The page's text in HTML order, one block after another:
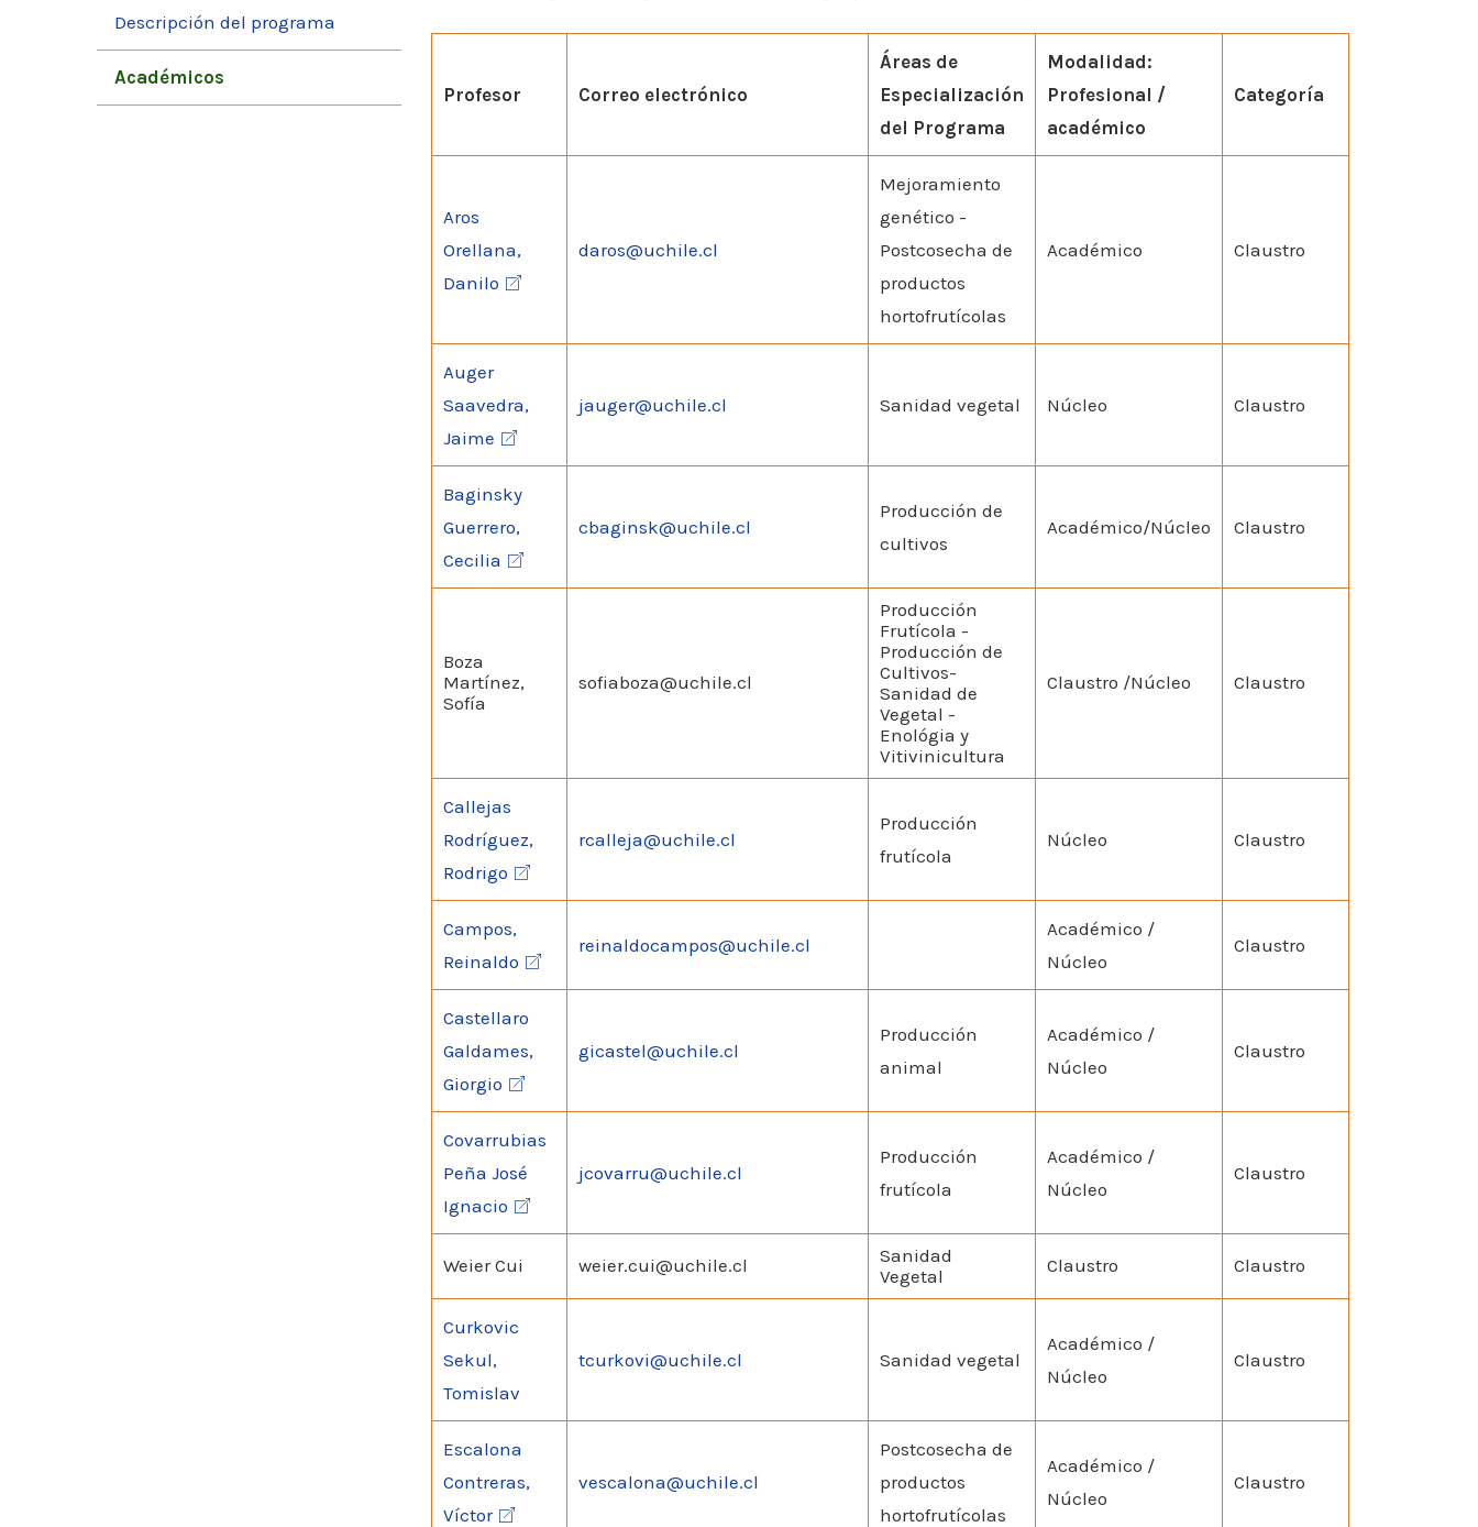
Descripción del programa
Académicos
Profesor Correo electrónico
Áreas de
Especialización
del Programa
Modalidad:
Profesional /
académico
Categoría
Aros
Orellana,
Danilo
daros@uchile.cl
Mejoramiento
genético -
Postcosecha de
productos
hortofrutícolas
Académico Claustro
Auger
Saavedra,
Jaime
jauger@uchile.cl Sanidad vegetal Núcleo Claustro
Baginsky
Guerrero,
Cecilia
cbaginsk@uchile.cl
Producción de
cultivos
Académico/Núcleo Claustro
Boza
Martínez,
Sofía
sofiaboza@uchile.cl
Producción
Frutícola -
Producción de
Cultivos-
Sanidad de
Vegetal -
Enológia y
Vitivinicultura
Claustro /Núcleo Claustro
Callejas
Rodríguez,
Rodrigo
rcalleja@uchile.cl
Producción
frutícola
Núcleo Claustro
Campos,
Reinaldo
reinaldocampos@uchile.cl
Académico /
Núcleo
Claustro
Castellaro
Galdames,
Giorgio
gicastel@uchile.cl
Producción
animal
Académico /
Núcleo
Claustro
Covarrubias
Peña José
Ignacio
jcovarru@uchile.cl
Producción
frutícola
Académico /
Núcleo
Claustro
Weier Cui weier.cui@uchile.cl
Sanidad
Vegetal
Claustro Claustro
Curkovic
Sekul,
Tomislav
tcurkovi@uchile.cl Sanidad vegetal
Académico /
Núcleo
Claustro
Escalona
Contreras,
Víctor
vescalona@uchile.cl
Postcosecha de
productos
hortofrutícolas
Académico /
Núcleo
Claustro